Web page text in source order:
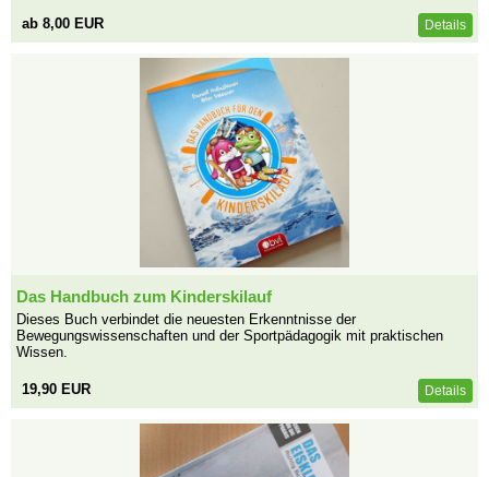
ab 8,00 EUR Details
Das Handbuch zum Kinderskilauf
Dieses Buch verbindet die neuesten Erkenntnisse der
Bewegungswissenschaften und der Sportpädagogik mit praktischen
Wissen.
19,90 EUR Details